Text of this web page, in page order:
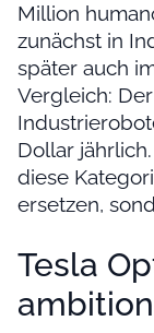
Million
zunächst in
später auch
Vergleich:
Dollar
diese
ersetzen,
Tesla